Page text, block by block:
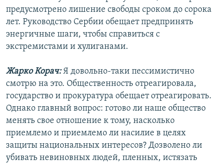
предусмотрено лишение свободы сроком до сорока
лет. Руководство Сербии обещает предпринять
энергичные шаги, чтобы справиться с
экстремистами и хулиганами.
Жарко Корач:Я довольно-таки пессимистично
смотрю на это. Общественность отреагировала,
государство и прокуратура обещает отреагировать.
Однако главный вопрос: готово ли наше общество
менять свое отношение к тому, насколько
приемлемо и приемлемо ли насилие в целях
защиты национальных интересов? Дозволено ли
убивать невиновных людей, пленных, истязать